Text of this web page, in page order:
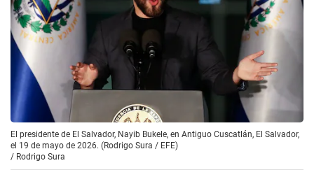
El presidente de El Salvador, Nayib Bukele, en Antiguo Cuscatlán, El Salvador,
el 19 de mayo de 2026. (Rodrigo Sura / EFE)
/ Rodrigo Sura